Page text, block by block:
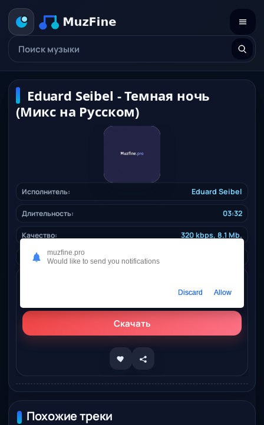
Eduard Seibel - Темная ночь
(Микс на Русском)
Исполнитель: Eduard Seibel
Длительность: 03:32
Качество: 320 kbps, 8.1 Mb.
Дата релиза:
Скачать
Похожие треки
muzfine.pro
Would like to send you notifications
Discard Allow